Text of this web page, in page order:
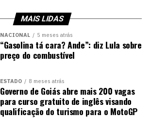
MAIS LIDAS
NACIONAL 5 meses atrás
“Gasolina tá cara? Ande”: diz Lula sobre
preço do combustível
ESTADO 8 meses atrás
Governo de Goiás abre mais 200 vagas
para curso gratuito de inglês visando
qualificação do turismo para o MotoGP